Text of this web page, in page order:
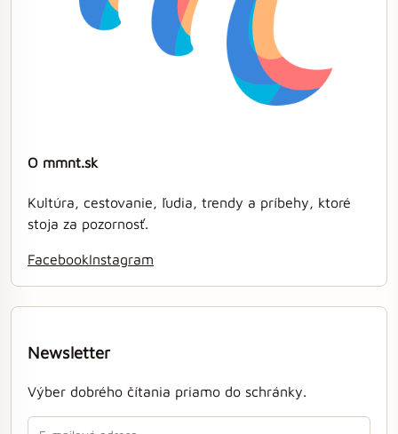
O mmnt.sk
Kultúra, cestovanie, ľudia, trendy a príbehy, ktoré
stoja za pozornosť.
FacebookInstagram
Newsletter
Výber dobrého čítania priamo do schránky.